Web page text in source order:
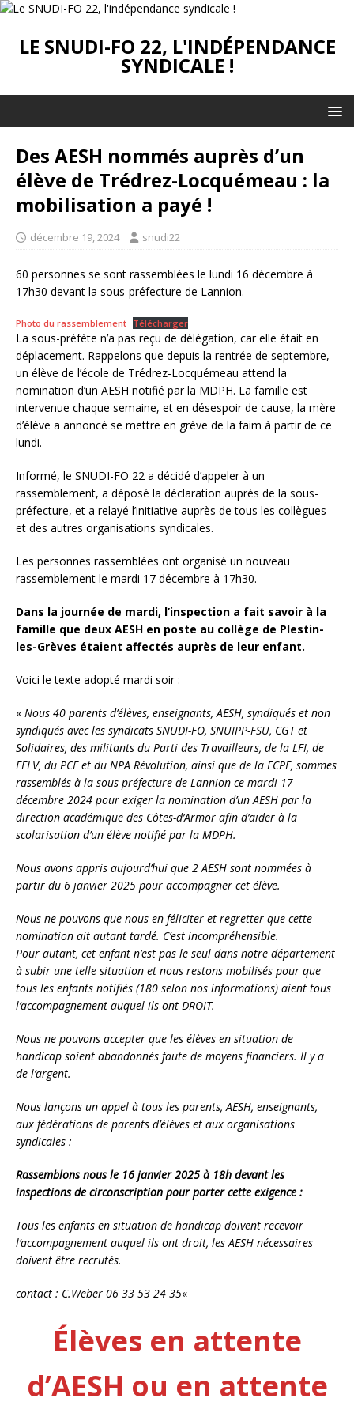
LE SNUDI-FO 22, L'INDÉPENDANCE
SYNDICALE !
Des AESH nommés auprès d’un
élève de Trédrez-Locquémeau : la
mobilisation a payé !
décembre 19, 2024 snudi22
60 personnes se sont rassemblées le lundi 16 décembre à
17h30 devant la sous-préfecture de Lannion.
Photo du rassemblement Télécharger
La sous-préfète n’a pas reçu de délégation, car elle était en
déplacement. Rappelons que depuis la rentrée de septembre,
un élève de l’école de Trédrez-Locquémeau attend la
nomination d’un AESH notifié par la MDPH. La famille est
intervenue chaque semaine, et en désespoir de cause, la mère
d’élève a annoncé se mettre en grève de la faim à partir de ce
lundi.
Informé, le SNUDI-FO 22 a décidé d’appeler à un
rassemblement, a déposé la déclaration auprès de la sous-
préfecture, et a relayé l’initiative auprès de tous les collègues
et des autres organisations syndicales.
Les personnes rassemblées ont organisé un nouveau
rassemblement le mardi 17 décembre à 17h30.
Dans la journée de mardi, l’inspection a fait savoir à la
famille que deux AESH en poste au collège de Plestin-
les-Grèves étaient affectés auprès de leur enfant.
Voici le texte adopté mardi soir :
« Nous 40 parents d’élèves, enseignants, AESH, syndiqués et non
syndiqués avec les syndicats SNUDI-FO, SNUIPP-FSU, CGT et
Solidaires, des militants du Parti des Travailleurs, de la LFI, de
EELV, du PCF et du NPA Révolution, ainsi que de la FCPE, sommes
rassemblés à la sous préfecture de Lannion ce mardi 17
décembre 2024 pour exiger la nomination d’un AESH par la
direction académique des Côtes-d’Armor afin d’aider à la
scolarisation d’un élève notifié par la MDPH.
Nous avons appris aujourd’hui que 2 AESH sont nommées à
partir du 6 janvier 2025 pour accompagner cet élève.
Nous ne pouvons que nous en féliciter et regretter que cette
nomination ait autant tardé. C’est incompréhensible.
Pour autant, cet enfant n’est pas le seul dans notre département
à subir une telle situation et nous restons mobilisés pour que
tous les enfants notifiés (180 selon nos informations) aient tous
l’accompagnement auquel ils ont DROIT.
Nous ne pouvons accepter que les élèves en situation de
handicap soient abandonnés faute de moyens financiers. Il y a
de l’argent.
Nous lançons un appel à tous les parents, AESH, enseignants,
aux fédérations de parents d’élèves et aux organisations
syndicales :
Rassemblons nous le 16 janvier 2025 à 18h devant les
inspections de circonscription pour porter cette exigence :
Tous les enfants en situation de handicap doivent recevoir
l’accompagnement auquel ils ont droit, les AESH nécessaires
doivent être recrutés.
contact : C.Weber 06 33 53 24 35«
Élèves en attente
d’AESH ou en attente